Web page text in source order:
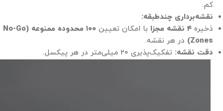
کم.
نقشه‌برداری چندطبقه:
ذخیره ۴ نقشه مجزا با امکان تعیین
۱۰۰ محدوده ممنوعه (No-Go
Zones)
در هر نقشه.
دقت نقشه: تفکیک‌پذیری ۲۰ میلی‌متر در هر پیکسل.